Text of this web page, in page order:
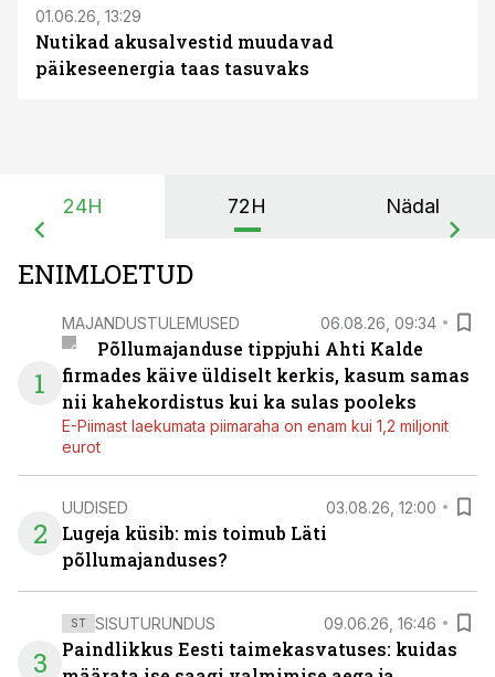
01.06.26, 13:29
Nutikad akusalvestid muudavad
päikeseenergia taas tasuvaks
24H 72H Nädal
ENIMLOETUD
1
MAJANDUSTULEMUSED 06.08.26, 09:34
Põllumajanduse tippjuhi Ahti Kalde
firmades käive üldiselt kerkis, kasum samas
nii kahekordistus kui ka sulas pooleks
E-Piimast laekumata piimaraha on enam kui 1,2 miljonit
eurot
2
UUDISED 03.08.26, 12:00
Lugeja küsib: mis toimub Läti
põllumajanduses?
3
ST SISUTURUNDUS 09.06.26, 16:46
Paindlikkus Eesti taimekasvatuses: kuidas